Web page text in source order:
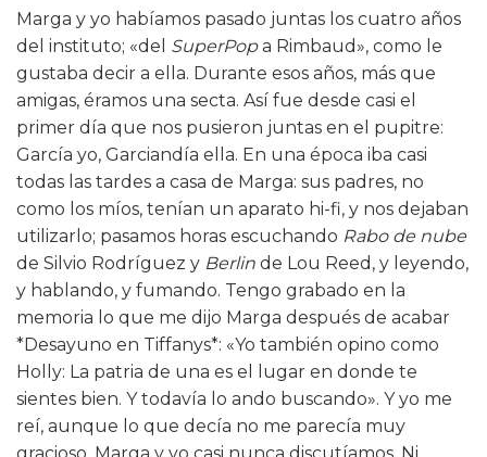
Marga y yo habíamos pasado juntas los cuatro años
del instituto; «del SuperPopa Rimbaud», como le
gustaba decir a ella. Durante esos años, más que
amigas, éramos una secta. Así fue desde casi el
primer día que nos pusieron juntas en el pupitre:
García yo, Garciandía ella. En una época iba casi
todas las tardes a casa de Marga: sus padres, no
como los míos, tenían un aparato hi-fi, y nos dejaban
utilizarlo; pasamos horas escuchando Rabo de nube
de Silvio Rodríguez y Berlin de Lou Reed, y leyendo,
y hablando, y fumando. Tengo grabado en la
memoria lo que me dijo Marga después de acabar
*Desayuno en Tiffanys*: «Yo también opino como
Holly: La patria de una es el lugar en donde te
sientes bien. Y todavía lo ando buscando». Y yo me
reí, aunque lo que decía no me parecía muy